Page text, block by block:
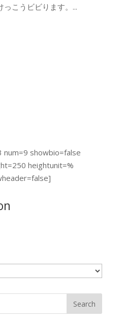
こうビビります。...
showbio=false
heightunit=%